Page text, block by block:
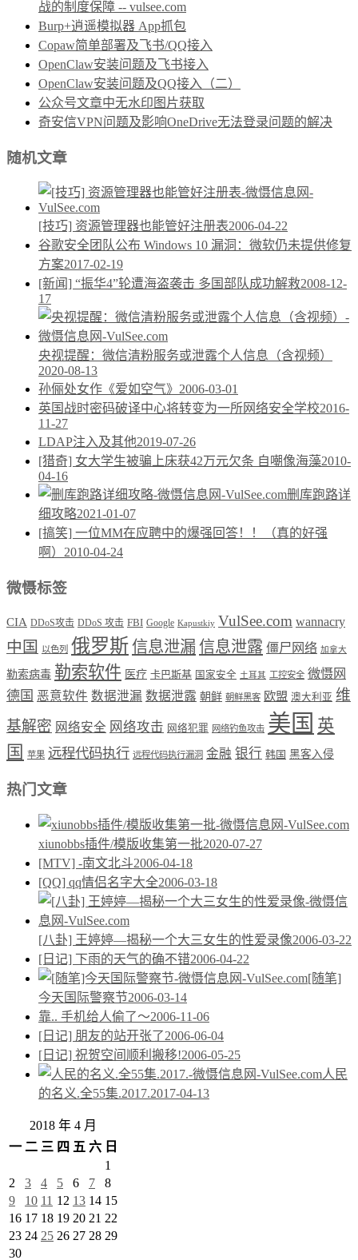
战的制度保障 -- vulsee.com
Burp+逍遥模拟器 App抓包
Copaw简单部署及飞书/QQ接入
OpenClaw安装问题及飞书接入
OpenClaw安装问题及QQ接入（二）
公众号文章中无水印图片获取
奇安信VPN问题及影响OneDrive无法登录问题的解决
随机文章
[技巧] 资源管理器也能管好注册表2006-04-22
谷歌安全团队公布 Windows 10 漏洞：微软仍未提供修复
方案2017-02-19
[新闻] “振华4”轮遭海盗袭击 多国部队成功解救2008-12-
17
央视提醒：微信清粉服务或泄露个人信息（含视频）
2020-08-13
孙俪处女作《爱如空气》 2006-03-01
英国战时密码破译中心将转变为一所网络安全学校2016-
11-27
LDAP注入及其他2019-07-26
[猎奇] 女大学生被骗上床获42万元欠条 自嘲像海藻2010-
04-16
删库跑路详
细攻略2021-01-07
[搞笑] 一位MM在应聘中的爆强回答！！（真的好强
啊） 2010-04-24
微慑标签
CIA DDoS攻击 DDoS 攻击 FBI Google Kapustkiy VulSee.com wannacry
中国 以色列 俄罗斯信息泄漏信息泄露 僵尸网络 加拿大
勒索病毒 勒索软件 医疗 卡巴斯基 国家安全 土耳其 工控安全 微慑网
德国 恶意软件 数据泄漏 数据泄露 朝鲜 朝鲜黑客 欧盟 澳大利亚 维
基解密 网络安全 网络攻击 网络犯罪 网络钓鱼攻击 美国 英
国
苹果 远程代码执行 远程代码执行漏洞 金融 银行 韩国 黑客入侵
热门文章
xiunobbs插件/模版收集第一批2020-07-27
[MTV] -南文北斗2006-04-18
[QQ] qq情侣名字大全2006-03-18
[八卦] 王婷婷—揭秘一个大三女生的性爱录像2006-03-22
[日记] 下雨的天气的确不错2006-04-22
[随笔]
今天国际警察节2006-03-14
靠.. 手机给人偷了～2006-11-06
[日记] 朋友的站开张了2006-06-04
[日记] 祝贺空间顺利搬移!2006-05-25
人民
的名义.全55集.2017.2017-04-13
2018 年 4 月
一 二 三 四 五 六 日
1
2
3 4 5 6 7
8
9
10 11 12 13 14 15
16 17 18 19 20 21 22
23 24 25 26 27 28 29
30